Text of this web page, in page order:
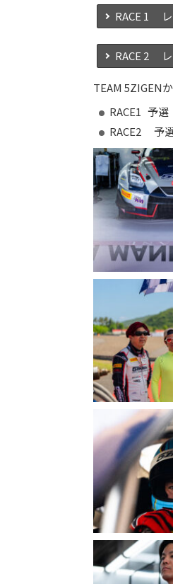
RACE 1 レ
RACE 2 レ
TEAM 5ZIGEN
RACE1 予
RACE2 予